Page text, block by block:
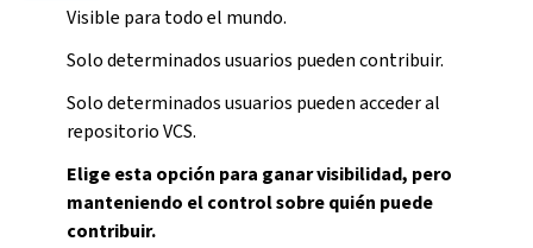
Visible para todo el mundo.
Solo determinados usuarios pueden contribuir.
Solo determinados usuarios pueden acceder al
repositorio VCS.
Elige esta opción para ganar visibilidad, pero
manteniendo el control sobre quién puede
contribuir.